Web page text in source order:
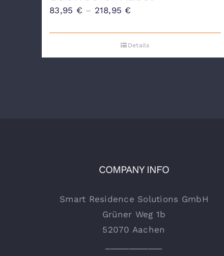
83,95 € – 218,95 €
Details
COMPANY INFO
Smart Residence Solutions GmbH
Grüner Weg 1b
52070 Aachen